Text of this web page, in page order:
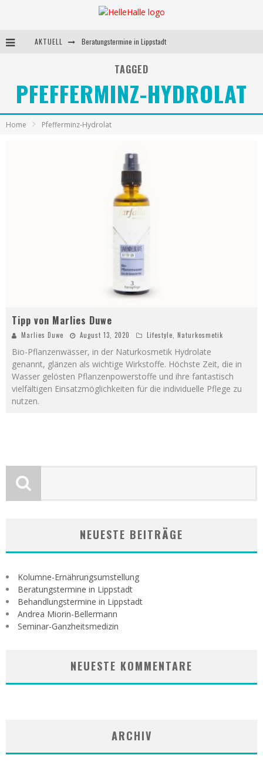
AKTUELL Beratungstermine in Lippstadt
Behandlungstermine in Lippstadt
Andrea Miorin-Bellermann
Kolumne-Ernährungsumstellung
TAGGED
PFEFFERMINZ-HYDROLAT
Home Pfefferminz-Hydrolat
Tipp von Marlies Duwe
Marlies Duwe August 13, 2020 Lifestyle, Naturkosmetik
Bio-Pflanzenwässer, in der Naturkosmetik Hydrolate
genannt, glänzen als wichtige Wirkstoffe. Höchste Zeit, die in
Wasser gelösten Pflanzenpowerstoffe und ihre fantastisch
vielfältigen Einsatzmöglichkeiten für die individuelle Pflege zu
nutzen.
NEUESTE BEITRÄGE
Kolumne-Ernährungsumstellung
Beratungstermine in Lippstadt
Behandlungstermine in Lippstadt
Andrea Miorin-Bellermann
Seminar-Ganzheitsmedizin
NEUESTE KOMMENTARE
ARCHIV